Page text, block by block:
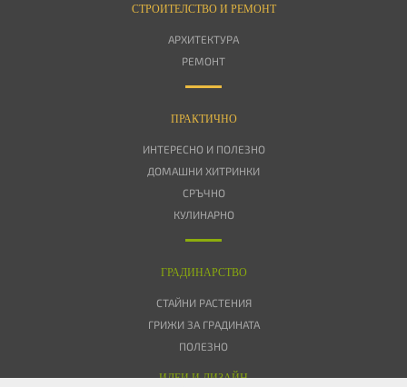
СТРОИТЕЛСТВО И РЕМОНТ
АРХИТЕКТУРА
РЕМОНТ
ПРАКТИЧНО
ИНТЕРЕСНО И ПОЛЕЗНО
ДОМАШНИ ХИТРИНКИ
СРЪЧНО
КУЛИНАРНО
ГРАДИНАРСТВО
СТАЙНИ РАСТЕНИЯ
ГРИЖИ ЗА ГРАДИНАТА
ПОЛЕЗНО
ИДЕИ И ДИЗАЙН